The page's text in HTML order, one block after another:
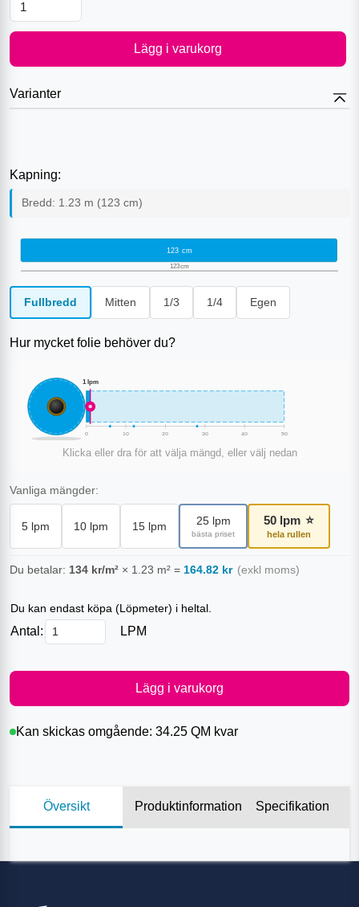
Lägg i varukorg
Varianter
Kapning:
Bredd: 1.23 m (123 cm)
123 cm
123cm
Fullbredd Mitten 1/3 1/4 Egen
Hur mycket folie behöver du?
1 lpm
0 10 20 30 40 50
Klicka eller dra för att välja mängd, eller välj nedan
Vanliga mängder:
5 lpm 10 lpm 15 lpm 25lpm
bästa priset
50 lpm ⭐
hela rullen
Du betalar: 134 kr/m² × 1.23 m² = 164.82 kr (exkl moms)
Du kan endast köpa (Löpmeter) i heltal.
Antal: LPM
Lägg i varukorg
Kan skickas omgående: 34.25 QM kvar
Översikt Produktinformation Specifikation